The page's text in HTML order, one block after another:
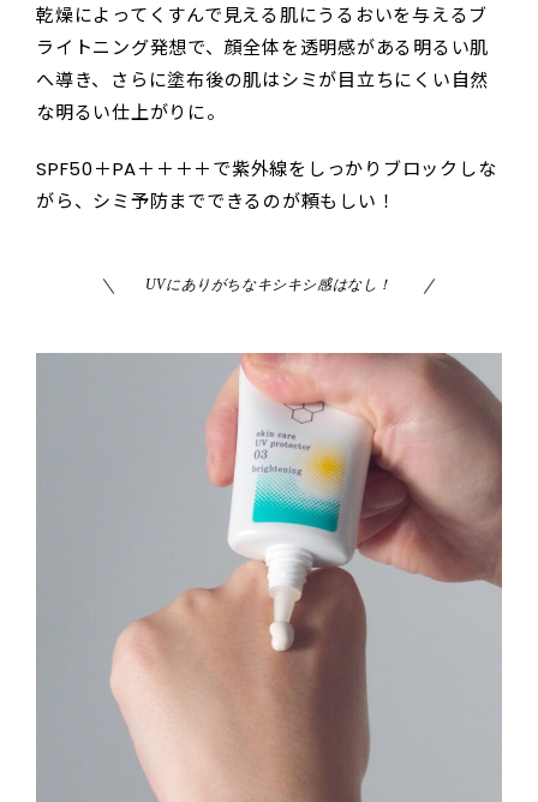
乾燥によってくすんで見える肌にうるおいを与えるブ
ライトニング発想で、顔全体を透明感がある明るい肌
へ導き、さらに塗布後の肌はシミが目立ちにくい自然
な明るい仕上がりに。
SPF50＋PA＋＋＋＋で紫外線をしっかりブロックしな
がら、シミ予防までできるのが頼もしい！
UVにありがちなキシキシ感はなし！